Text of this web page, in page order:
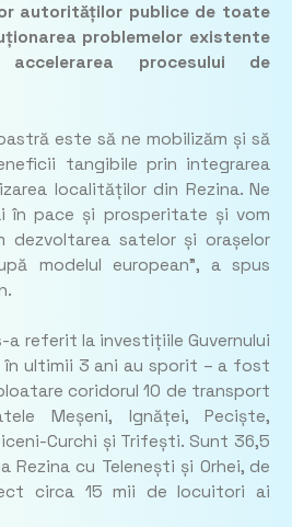
autorităților publice de toate
problemelor existente
procesului de
este să ne mobilizăm și să
tangibile prin integrarea
localităților din Rezina. Ne
pace și prosperitate și vom
dezvoltarea satelor și orașelor
modelul european”, a spus
a referit la investițiile Guvernului
în ultimii 3 ani au sporit – a fost
coridorul 10 de transport
Meșeni, Ignăței, Peciște,
Curchi și Trifești. Sunt 36,5
Rezina cu Telenești și Orhei, de
circa 15 mii de locuitori ai